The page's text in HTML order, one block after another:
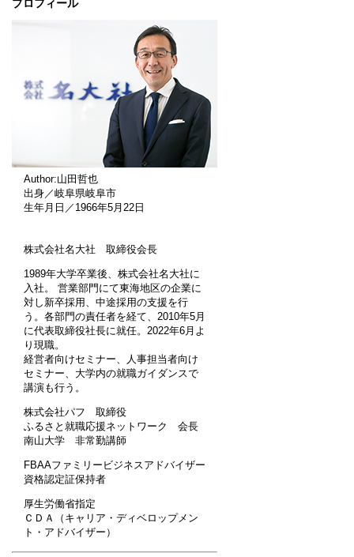
プロフィール
Author:山田哲也
出身／岐阜県岐阜市
生年月日／1966年5月22日
株式会社名大社 取締役会長
1989年大学卒業後、株式会社名大社に
入社。 営業部門にて東海地区の企業に
対し新卒採用、中途採用の支援を行
う。各部門の責任者を経て、2010年5月
に代表取締役社長に就任。2022年6月よ
り現職。
経営者向けセミナー、人事担当者向け
セミナー、大学内の就職ガイダンスで
講演も行う。
株式会社パフ 取締役
ふるさと就職応援ネットワーク 会長
南山大学 非常勤講師
FBAAファミリービジネスアドバイザー
資格認定証保持者
厚生労働省指定
ＣＤＡ（キャリア・ディベロップメン
ト・アドバイザー）